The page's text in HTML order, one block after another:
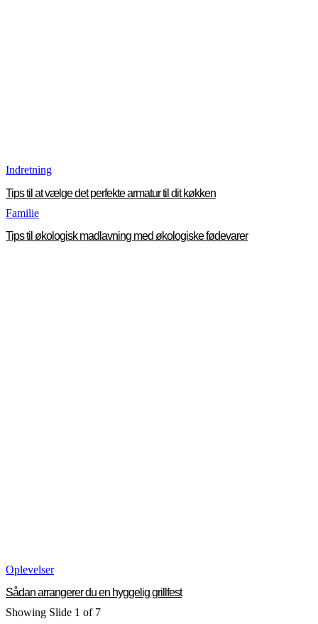
Indretning
Tips til at vælge det perfekte armatur til dit køkken
Familie
Tips til økologisk madlavning med økologiske fødevarer
Oplevelser
Sådan arrangerer du en hyggelig grillfest
Showing Slide 1 of 7